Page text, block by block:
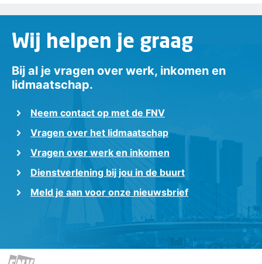
Wij helpen je graag
Bij al je vragen over werk, inkomen en
lidmaatschap.
Neem contact op met de FNV
Vragen over het lidmaatschap
Vragen over werk en inkomen
Dienstverlening bij jou in de buurt
Meld je aan voor onze nieuwsbrief